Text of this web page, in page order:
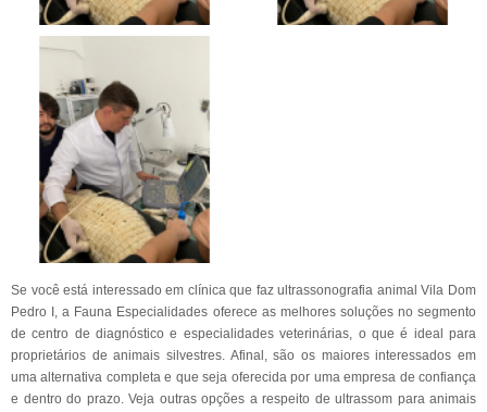
Se você está interessado em clínica que faz ultrassonografia animal Vila Dom
Pedro I, a Fauna Especialidades oferece as melhores soluções no segmento
de centro de diagnóstico e especialidades veterinárias, o que é ideal para
proprietários de animais silvestres. Afinal, são os maiores interessados em
uma alternativa completa e que seja oferecida por uma empresa de confiança
e dentro do prazo. Veja outras opções a respeito de ultrassom para animais